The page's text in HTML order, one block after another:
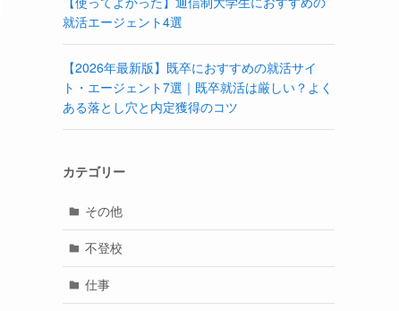
就活エージェント4選
【2026年最新版】既卒におすすめの就活サイ
ト・エージェント7選｜既卒就活は厳しい？よく
ある落とし穴と内定獲得のコツ
カテゴリー
その他
不登校
仕事